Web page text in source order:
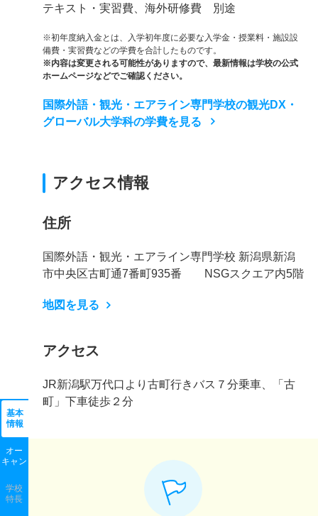
基本
情報
オー
キャン
学校
特長
テキスト・実習費、海外研修費 別途
※初年度納入金とは、入学初年度に必要な入学金・授業料・施設設
備費・実習費などの学費を合計したものです。
※内容は変更される可能性がありますので、最新情報は学校の公式
ホームページなどでご確認ください。
国際外語・観光・エアライン専門学校の観光DX・
グローバル大学科の学費を見る
アクセス情報
住所
国際外語・観光・エアライン専門学校 新潟県新潟
市中央区古町通7番町935番 NSGスクエア内5階
地図を見る
アクセス
JR新潟駅万代口より古町行きバス７分乗車、「古
町」下車徒歩２分